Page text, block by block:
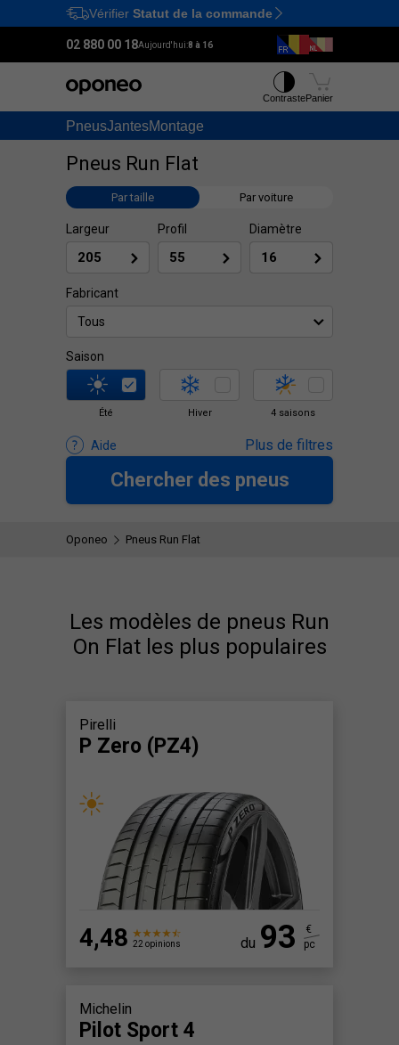
Ctrl M
Vérifier Statut de la commande
02 880 00 18Aujourd'hui:8 à 16
PneusJantesMontage
ContrastePanier
Pneus Run Flat
Par taille Par voiture
Largeur Profil Diamètre
Fabricant
Tous
Saison
Été Hiver 4 saisons
Aide Plus de filtres
Chercher des pneus
Oponeo Pneus Run Flat
Les modèles de pneus Run
On Flat les plus populaires
Pirelli
P Zero (PZ4)
4,48 22 opinions du 93
€
pc
Michelin
Pilot Sport 4